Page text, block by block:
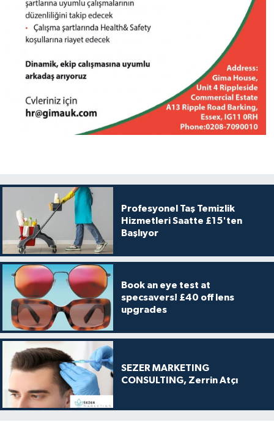
Profesyonel Taş Temizlik
Hizmetleri Saatte £15'ten
Başlıyor
Book an eye test at
specsavers! £40 off lens
upgrades
SEZER MARKETING
CONSULTING, Zerrin Atçı